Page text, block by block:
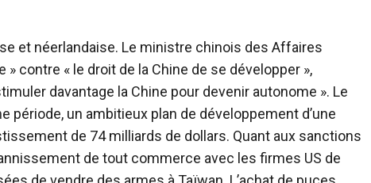
et néerlandaise. Le ministre chinois des Affaires
contre « le droit de la Chine de se développer »,
davantage la Chine pour devenir autonome ». Le
période, un ambitieux plan de développement d’une
de 74 milliards de dollars. Quant aux sanctions
de tout commerce avec les firmes US de